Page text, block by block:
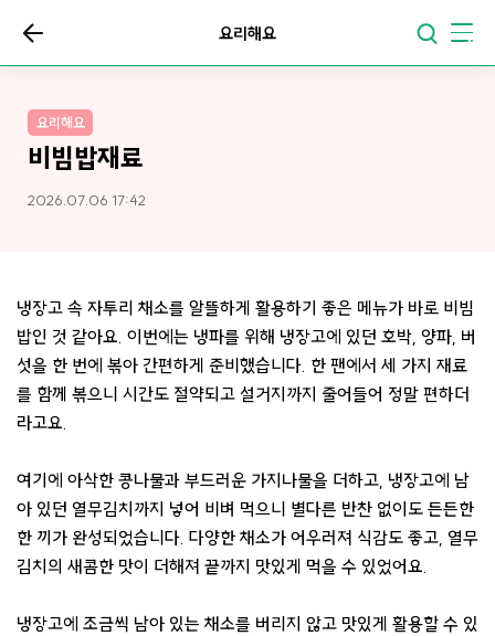
요리해요
요리해요
비빔밥재료
2026.07.06 17:42
냉장고 속 자투리 채소를 알뜰하게 활용하기 좋은 메뉴가 바로 비빔
밥인 것 같아요. 이번에는 냉파를 위해 냉장고에 있던 호박, 양파, 버
섯을 한 번에 볶아 간편하게 준비했습니다. 한 팬에서 세 가지 재료
를 함께 볶으니 시간도 절약되고 설거지까지 줄어들어 정말 편하더
라고요.
여기에 아삭한 콩나물과 부드러운 가지나물을 더하고, 냉장고에 남
아 있던 열무김치까지 넣어 비벼 먹으니 별다른 반찬 없이도 든든한
한 끼가 완성되었습니다. 다양한 채소가 어우러져 식감도 좋고, 열무
김치의 새콤한 맛이 더해져 끝까지 맛있게 먹을 수 있었어요.
냉장고에 조금씩 남아 있는 채소를 버리지 않고 맛있게 활용할 수 있